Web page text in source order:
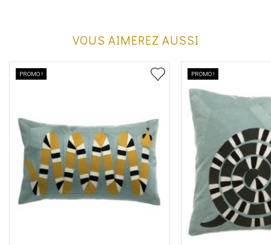
VOUS AIMEREZ AUSSI
PROMO ! PROMO !